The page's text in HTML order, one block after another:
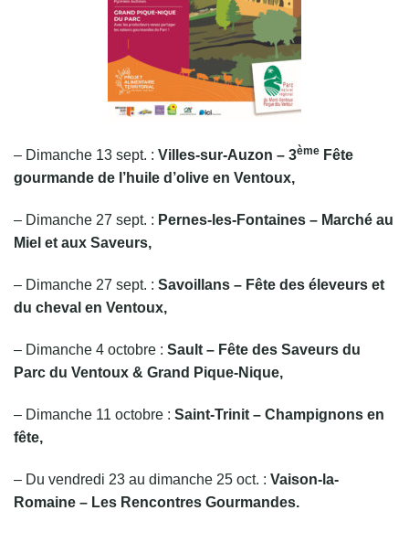
– Dimanche 13 sept. : Villes-sur-Auzon – 3ème Fête
gourmande de l’huile d’olive en Ventoux,
– Dimanche 27 sept. : Pernes-les-Fontaines – Marché au
Miel et aux Saveurs,
– Dimanche 27 sept. : Savoillans – Fête des éleveurs et
du cheval en Ventoux,
– Dimanche 4 octobre : Sault – Fête des Saveurs du
Parc du Ventoux & Grand Pique-Nique,
– Dimanche 11 octobre : Saint-Trinit – Champignons en
fête,
– Du vendredi 23 au dimanche 25 oct. : Vaison-la-
Romaine – Les Rencontres Gourmandes.